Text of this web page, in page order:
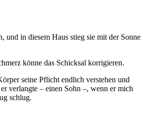
und in diesem Haus stieg sie mit der Sonne
könne das Schicksal korrigieren.
seine Pflicht endlich verstehen und
verlangte – einen Sohn –, wenn er mich
schlug.